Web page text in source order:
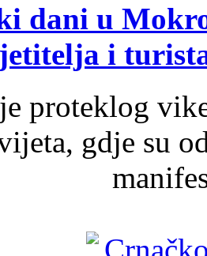
dani u
i
proteklog
gdje su